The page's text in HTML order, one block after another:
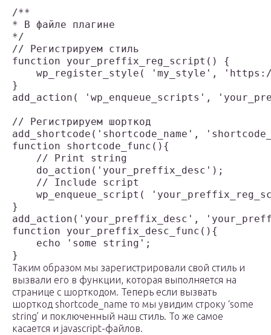
/**
* В файле плагине
*/
// Регистрируем стиль
function your_preffix_reg_script() {
wp_register_style( 'my_style',
}
add_action( 'wp_enqueue_scripts',
// Регистрируем шорткод
add_shortcode('shortcode_name',
function shortcode_func(){
    // Print string
    do_action('your_preffix_desc');
    // Include script
wp_enqueue_script(
}
add_action('your_preffix_desc',
function your_preffix_desc_func(){
    echo 'some string';
}
Таким образом мы зарегистрировали свой стиль и
вызвали его в функции, которая выполняется на
странице с шорткодом. Теперь если вызвать
шорткод shortcode_name то мы увидим строку ‘some
string’ и поключенный наш стиль. То же самое
касается и javascript-файлов.